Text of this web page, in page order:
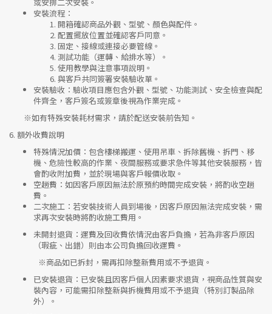
安裝流程 ：
開箱確認商品外觀、型號、顏色與配件。
配置擺放位置並確認客戶同意。
固定、接線或連接必要管線。
測試功能（運轉、給排水等）。
使用教學與注意事項說明。
與客戶共同簽署安裝驗收單。
安裝驗收 ：驗收項目應包含外觀、型號、功能測試、安全檢查與配
件齊全，客戶簽名或簽章後視為作業完成。
※如有特殊安裝耗材需求，請於配送安裝前告知。
6. 額外收費說明
特殊情況加價 ：包含樓梯搬運、使用吊車、拆除舊機、拆門、移
機、危險性較高的作業、夜間服務或要求急件等其他安裝服務，皆
會酌收附加費，並於現場與客戶報價收取。
空趟費 ：如因客戶原因無法於原預約時間完成安裝，將酌收空趟
費。
二次施工 ：若安裝技術人員到場後，因客戶原因無法完成安裝，需
求再次安裝時將酌收施工費用。
未開封退貨 ：運費及回收費依情況由客戶負擔，若為非客戶原因
（瑕疵、出錯）則由本公司負擔回收運費。
※商品如已拆封，需再扣除整新費用或不予退貨。
已安裝退貨 ：已安裝且因客戶個人因素要求退貨，視商品性質與安
裝內容，可能需扣除整新與拆機費用或不予退貨（特別訂製品除
外）。